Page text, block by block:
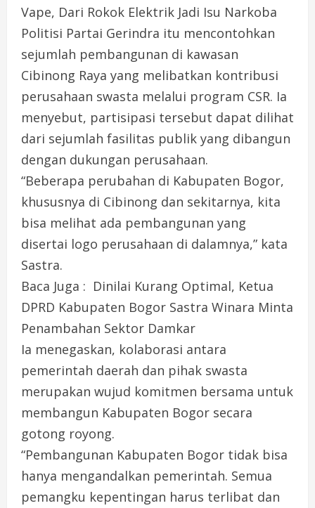
Vape, Dari Rokok Elektrik Jadi Isu Narkoba
Politisi Partai Gerindra itu mencontohkan
sejumlah pembangunan di kawasan
Cibinong Raya yang melibatkan kontribusi
perusahaan swasta melalui program CSR. Ia
menyebut, partisipasi tersebut dapat dilihat
dari sejumlah fasilitas publik yang dibangun
dengan dukungan perusahaan.
“Beberapa perubahan di Kabupaten Bogor,
khususnya di Cibinong dan sekitarnya, kita
bisa melihat ada pembangunan yang
disertai logo perusahaan di dalamnya,” kata
Sastra.
Baca Juga : Dinilai Kurang Optimal, Ketua
DPRD Kabupaten Bogor Sastra Winara Minta
Penambahan Sektor Damkar
Ia menegaskan, kolaborasi antara
pemerintah daerah dan pihak swasta
merupakan wujud komitmen bersama untuk
membangun Kabupaten Bogor secara
gotong royong.
“Pembangunan Kabupaten Bogor tidak bisa
hanya mengandalkan pemerintah. Semua
pemangku kepentingan harus terlibat dan